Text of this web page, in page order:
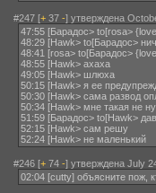
#247 [+ 37 -] утверждена
47:55 [Барадос> to[rosa>
48:29 [Hawk> to[Барадос>
48:41 [rosa> to[Барадос>
48:55 [Hawk> ахаха
49:05 [Hawk> шлюха
50:15 [Hawk> я ее
50:30 [Hawk> сама развод
50:34 [Hawk> мне такая не
51:59 [Барадос> to[Hawk>
52:15 [Hawk> сам решу
52:24 [Hawk> не маленький
#246 [+ 74 -] утверждена July
02:04 [cutty] объясните пож,